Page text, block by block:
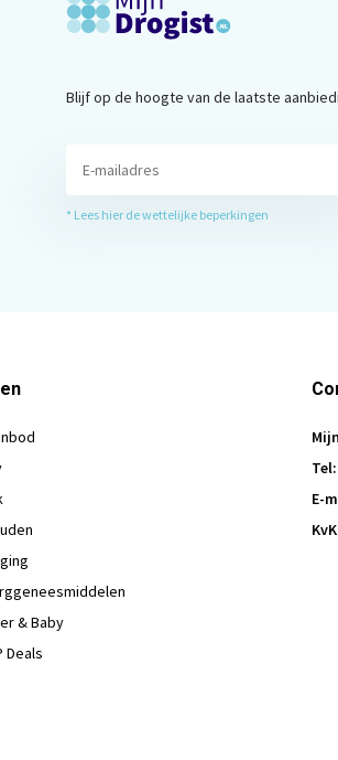
Blijf op de hoogte van de laatste
* Lees hier de wettelijke beperkingen
& Baby
Deals
Tel:
E-